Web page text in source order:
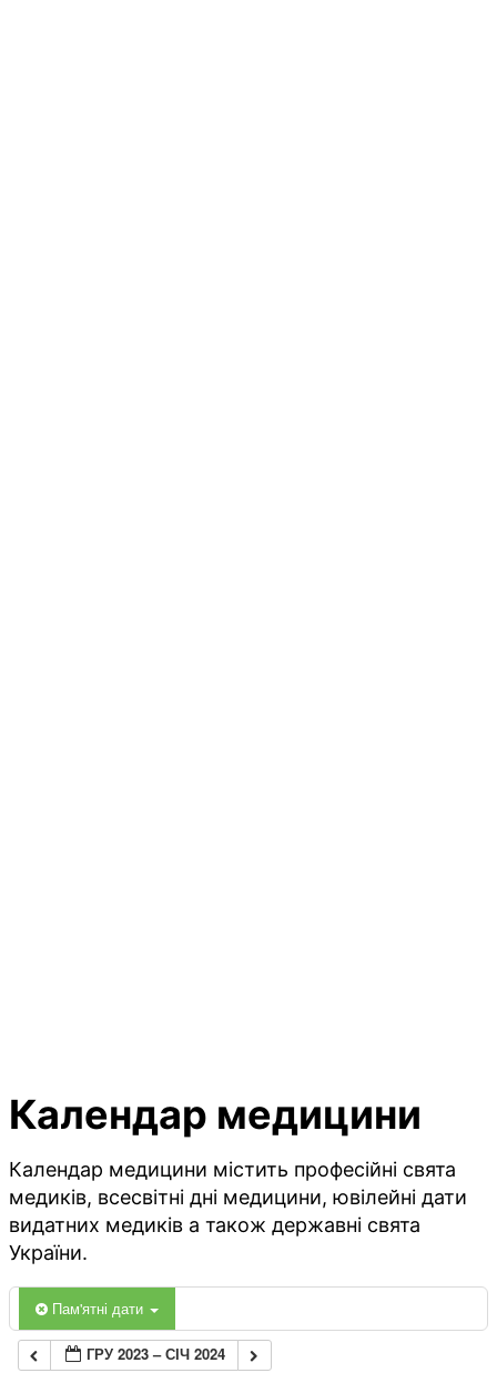
Календар медицини
Календар медицини містить професійні свята
медиків, всесвітні дні медицини, ювілейні дати
видатних медиків а також державні свята
України.
Пам'ятні дати
ГРУ 2023 – СІЧ 2024